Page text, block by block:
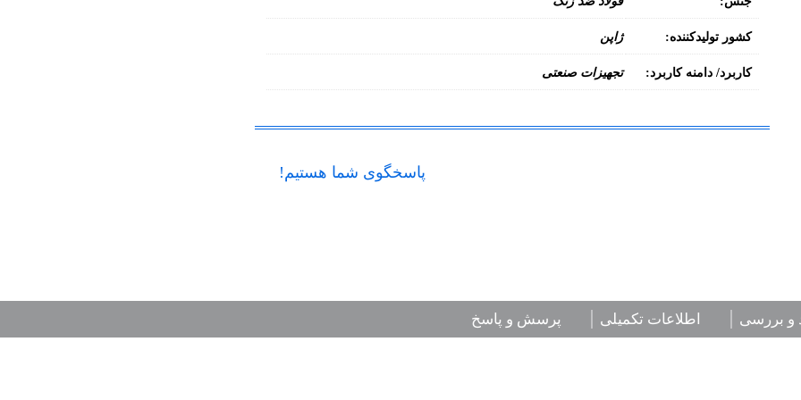
کشور تولیدکننده: ژاپن
کاربرد/ دامنه کاربرد: تجهیزات صنعتی
پاسخگوی شما هستیم!
و بررسی اطلاعات تکمیلی پرسش و پاسخ